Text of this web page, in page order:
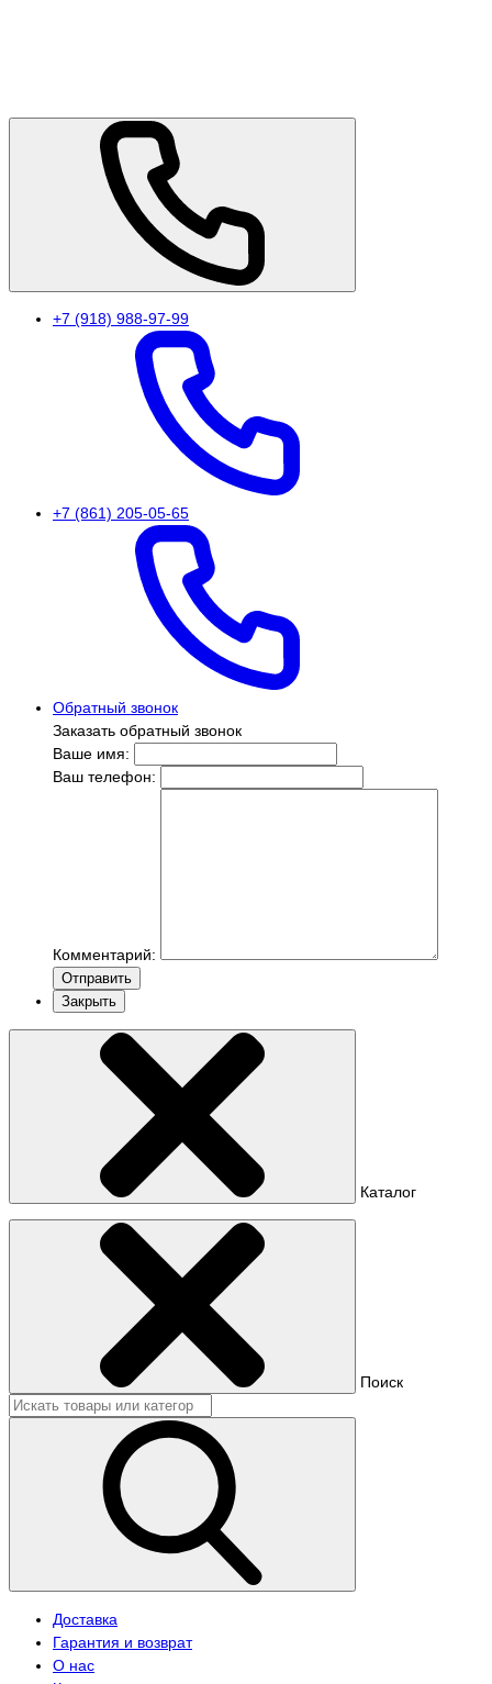
+7 (918) 988-97-99
+7 (861) 205-05-65
Обратный звонок
Заказать обратный звонок
Ваше имя:
Ваш телефон:
Комментарий:
Отправить
Закрыть
Каталог
Поиск
Доставка
Гарантия и возврат
О нас